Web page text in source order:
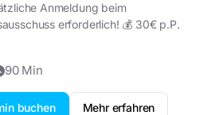
Anmeldung beim
erforderlich! 💰 30€ p.P.
90 Min
buchen Mehr erfahren